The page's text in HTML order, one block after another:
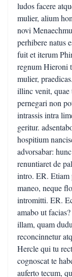
ludos facere
mulier, alium
novi
perhibere natus
fuit et iterum
regnum Hieroni
mulier,
illinc venit, quae
pernegari non
intrassis intra
geritur.
hospitium
advorsabar:
renuntiaret de
intro. ER. Etiam
maneo, neque
intromitti. ER.
amabo ut
illam, quam
reconcinnetur
Hercle qui tu
cognoscat te
auferto tecum,